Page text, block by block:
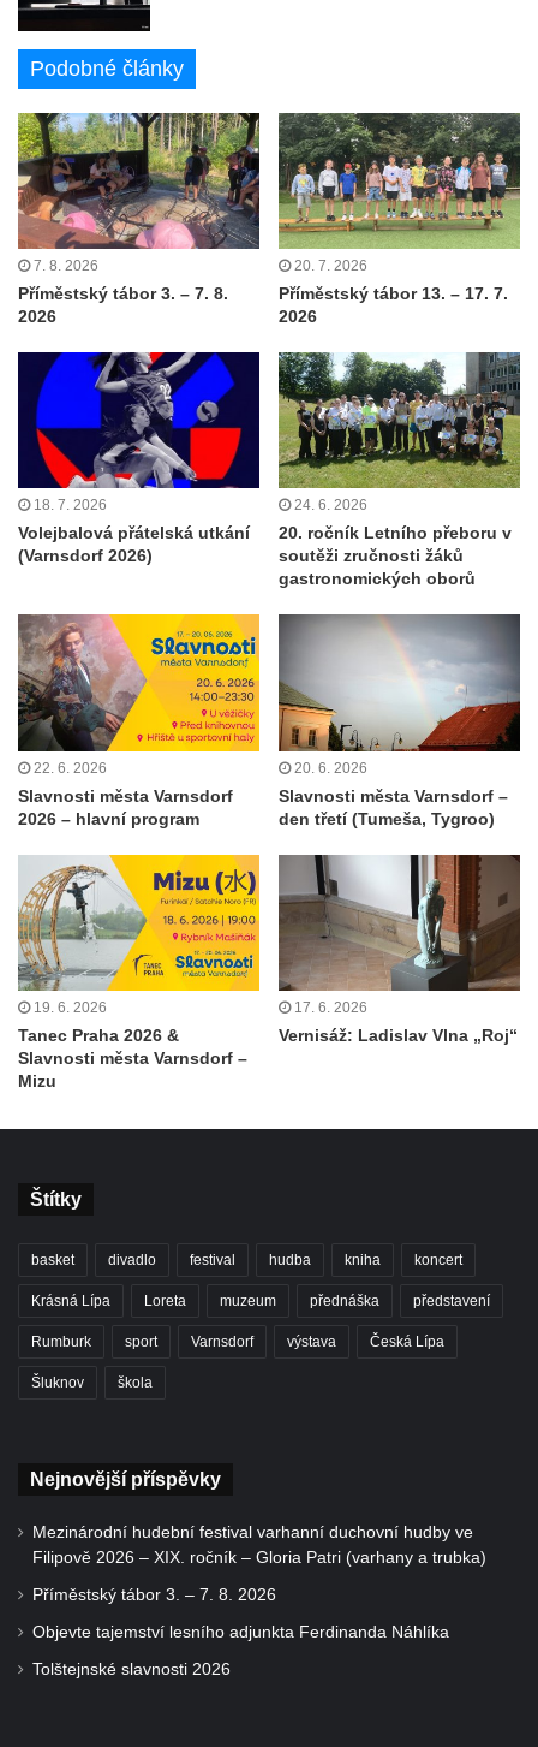
Podobné články
7. 8. 2026
Příměstský tábor 3. – 7. 8.
2026
20. 7. 2026
Příměstský tábor 13. – 17. 7.
2026
18. 7. 2026
Volejbalová přátelská utkání
(Varnsdorf 2026)
24. 6. 2026
20. ročník Letního přeboru v
soutěži zručnosti žáků
gastronomických oborů
22. 6. 2026
Slavnosti města Varnsdorf
2026 – hlavní program
20. 6. 2026
Slavnosti města Varnsdorf –
den třetí (Tumeša, Tygroo)
19. 6. 2026
Tanec Praha 2026 &
Slavnosti města Varnsdorf –
Mizu
17. 6. 2026
Vernisáž: Ladislav Vlna „Roj“
Štítky
basket divadlo festival hudba kniha koncert
Krásná Lípa Loreta muzeum přednáška představení
Rumburk sport Varnsdorf výstava Česká Lípa
Šluknov škola
Nejnovější příspěvky
Mezinárodní hudební festival varhanní duchovní hudby ve
Filipově 2026 – XIX. ročník – Gloria Patri (varhany a trubka)
Příměstský tábor 3. – 7. 8. 2026
Objevte tajemství lesního adjunkta Ferdinanda Náhlíka
Tolštejnské slavnosti 2026